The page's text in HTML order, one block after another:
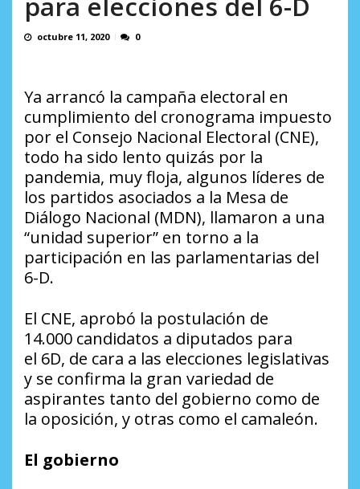
octubre 11, 2020 0
Ya arrancó la campaña electoral en
cumplimiento del cronograma impuesto
por el Consejo Nacional Electoral (CNE),
todo ha sido lento quizás por la
pandemia, muy floja, algunos líderes de
los partidos asociados a la Mesa de
Diálogo Nacional (MDN), llamaron a una
“unidad superior” en torno a la
participación en las parlamentarias del
6-D.
El CNE, aprobó la postulación de
14.000 candidatos a diputados para
el 6D, de cara a las elecciones legislativas
y se confirma la gran variedad de
aspirantes tanto del gobierno como de
la oposición, y otras como el camaleón.
El gobierno